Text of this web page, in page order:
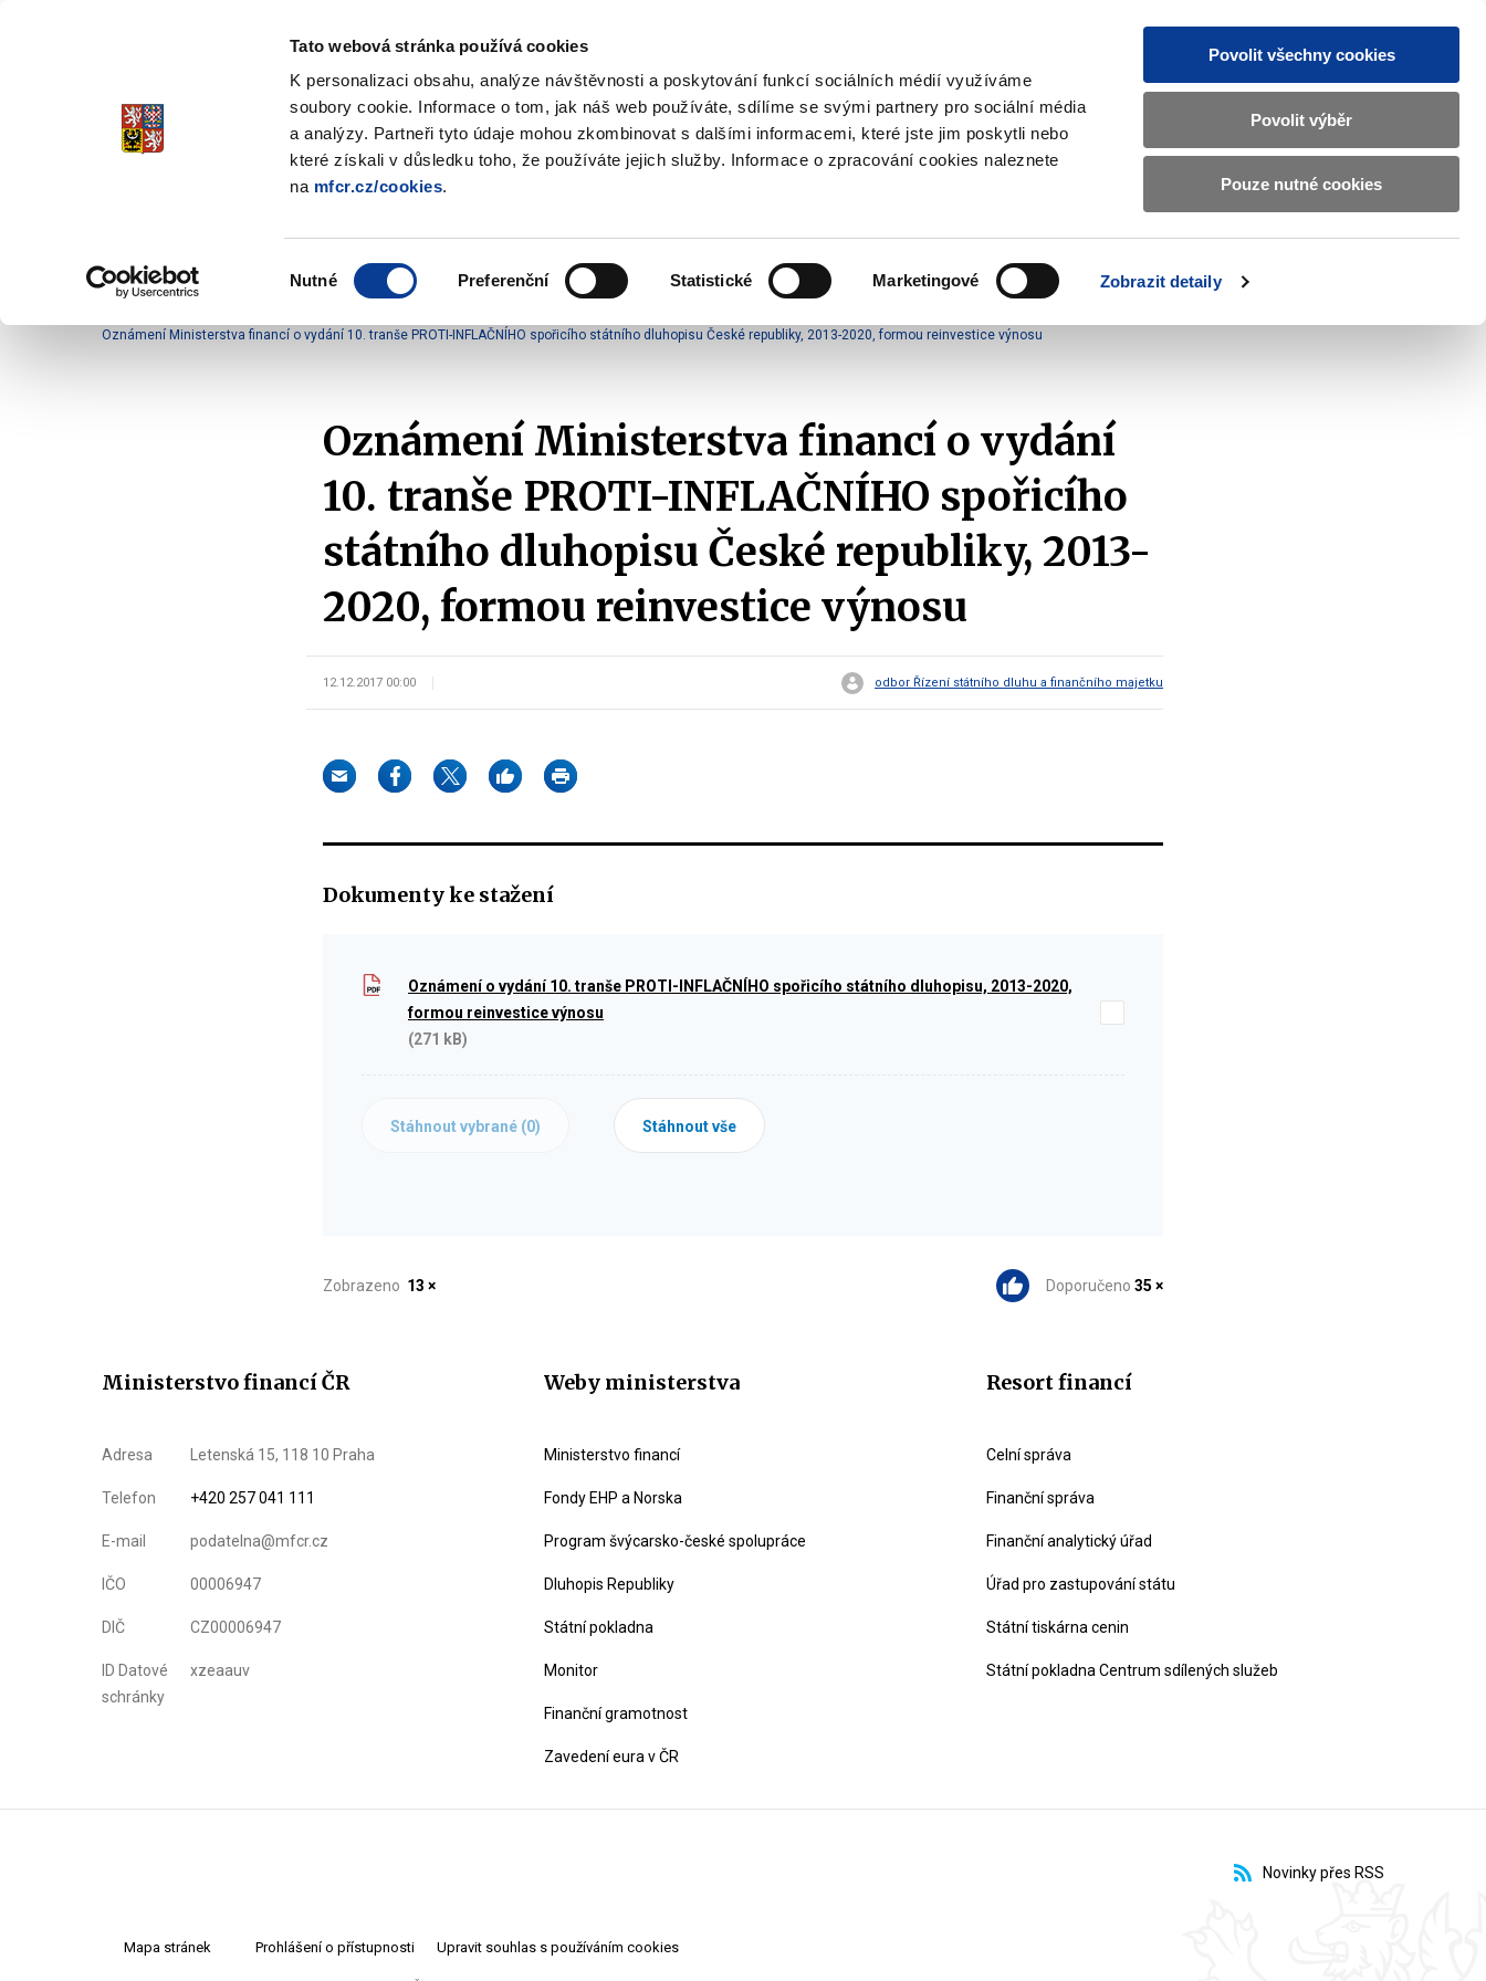
Tato webová stránka používá cookies
K personalizaci obsahu, analýze návštěvnosti a poskytování funkcí sociálních médií využíváme
soubory cookie. Informace o tom, jak náš web používáte, sdílíme se svými partnery pro sociální média
a analýzy. Partneři tyto údaje mohou zkombinovat s dalšími informacemi, které jste jim poskytli nebo
které získali v důsledku toho, že používáte jejich služby. Informace o zpracování cookies naleznete
na mfcr.cz/cookies.
Nutné Preferenční Statistické Marketingové Zobrazit detaily
Povolit všechny cookies
Povolit výběr
Pouze nutné cookies
Spořicí státní dluhopisy
Stabilita, Spolehlivost, Důvěryhodnost Vyhledat
Pohybujte
šipkami
pro
našeptaných
MAJETKOVÝ ÚČET
submenu
dluhopisech
submenu
investovat
submenu
Užitečné
submenu
a
oznámení
Kontakty
Oznámení Ministerstva financí o vydání 10. tranše PROTI-INFLAČNÍHO spořicího státního dluhopisu České republiky, 2013-2020, formou reinvestice výnosu
Oznámení Ministerstva financí o vydání
10. tranše PROTI-INFLAČNÍHO spořicího
státního dluhopisu České republiky, 2013-
2020, formou reinvestice výnosu
12.12.2017 00:00 odbor Řízení státního dluhu a finančního majetku
Dokumenty ke stažení
Oznámení o vydání 10. tranše PROTI-INFLAČNÍHO spořicího státního dluhopisu, 2013-2020,
formou reinvestice výnosu
(271 kB)
Stáhnout vybrané (0) Stáhnout vše
Zobrazeno 13 × Doporučeno 35 ×
Ministerstvo financí ČR
Adresa Letenská 15, 118 10 Praha
Telefon +420 257 041 111
E-mail podatelna@mfcr.cz
IČO 00006947
DIČ CZ00006947
ID Datové
schránky
xzeaauv
Weby ministerstva
Ministerstvo financí
Fondy EHP a Norska
Program švýcarsko-české spolupráce
Dluhopis Republiky
Státní pokladna
Monitor
Finanční gramotnost
Zavedení eura v ČR
Resort financí
Celní správa
Finanční správa
Finanční analytický úřad
Úřad pro zastupování státu
Státní tiskárna cenin
Státní pokladna Centrum sdílených služeb
Novinky přes RSS
Mapa stránek Prohlášení o přístupnosti Upravit souhlas s používáním cookies